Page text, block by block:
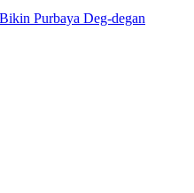
Purbaya Deg-degan